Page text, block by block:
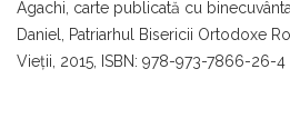
Agachi, carte publicată cu
Daniel, Patriarhul Bisericii Ortodoxe
Vieții, 2015, ISBN: 978-973-7866-26-4